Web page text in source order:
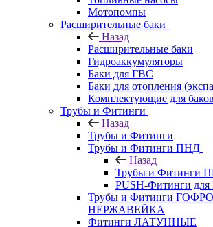
Мотопомпы
Расширительные баки
Назад
Расширительные баки
Гидроаккумуляторы
Баки для ГВС
Баки для отопления
Комплектующие для баков
Трубы и Фитинги
Назад
Трубы и Фитинги
Трубы и Фитинги ПНД
Назад
Трубы и Фитинги
PUSH-Фитинги
Трубы и Фитинги
НЕРЖАВЕЙКА
Фитинги ЛАТУННЫЕ